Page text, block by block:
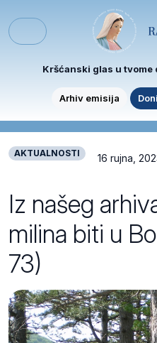
Menu
Kršćanski glas u tvome
Arhiv emisija
AKTUALNOSTI 16 rujna,
Iz našeg
milina biti u
73)